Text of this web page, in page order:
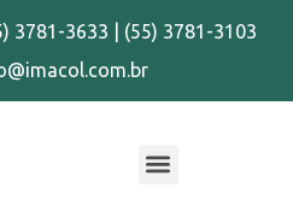
3781-3633 | (55) 3781-3103